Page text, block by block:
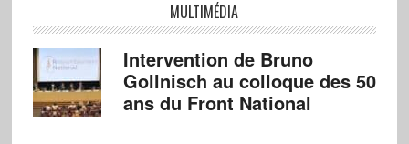
MULTIMÉDIA
Intervention de Bruno
Gollnisch au colloque des 50
ans du Front National